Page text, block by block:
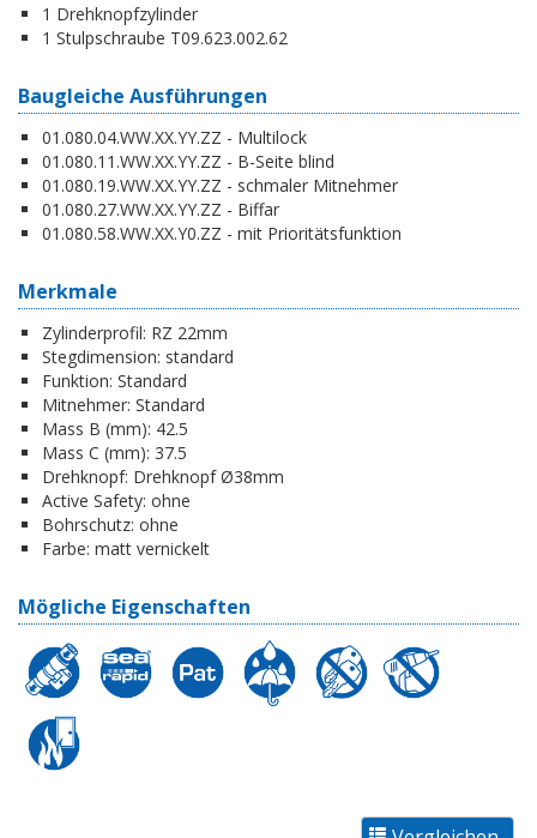
1 Drehknopfzylinder
1 Stulpschraube T09.623.002.62
Baugleiche Ausführungen
01.080.04.WW.XX.YY.ZZ - Multilock
01.080.11.WW.XX.YY.ZZ - B-Seite blind
01.080.19.WW.XX.YY.ZZ - schmaler Mitnehmer
01.080.27.WW.XX.YY.ZZ - Biffar
01.080.58.WW.XX.Y0.ZZ - mit Prioritätsfunktion
Merkmale
Zylinderprofil: RZ 22mm
Stegdimension: standard
Funktion: Standard
Mitnehmer: Standard
Mass B (mm): 42.5
Mass C (mm): 37.5
Drehknopf: Drehknopf Ø38mm
Active Safety: ohne
Bohrschutz: ohne
Farbe: matt vernickelt
Mögliche Eigenschaften